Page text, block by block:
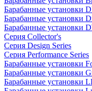
Барабанные установки
Барабанные установки
Барабанные установки
Серия Collector's
Серия Design Series
Серия Performance Series
Барабанные установки
Барабанные установки
Барабанные установки